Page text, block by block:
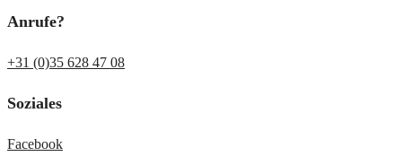
Anrufe?
+31 (0)35 628 47 08
Soziales
Facebook